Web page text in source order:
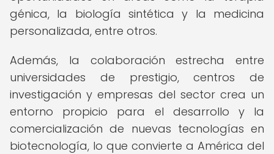
génica, la biología sintética y la medicina
personalizada, entre otros.
Además, la colaboración estrecha entre
universidades de prestigio, centros de
investigación y empresas del sector crea un
entorno propicio para el desarrollo y la
comercialización de nuevas tecnologías en
biotecnología, lo que convierte a América del